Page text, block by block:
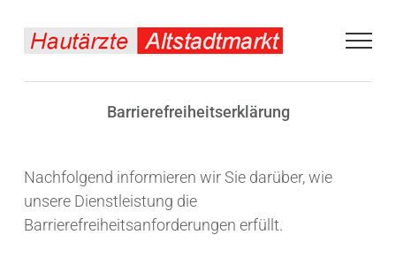
Inhalt
springen
Barrierefreiheitserklärung
Nachfolgend informieren wir Sie darüber, wie
unsere Dienstleistung die
Barrierefreiheitsanforderungen erfüllt.